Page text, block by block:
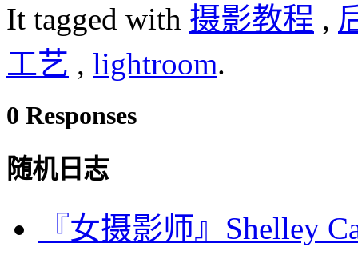
It tagged with 摄影教程 ,
工艺 , lightroom.
0 Responses
随机日志
『女摄影师』Shelley